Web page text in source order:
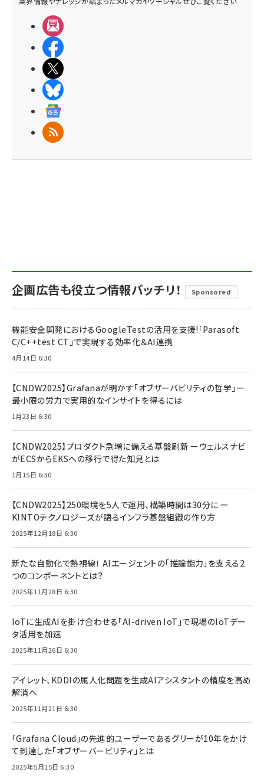
RSS
企画広告も役立つ情報バッチリ！ Sponsored
機能安全開発におけるGoogleTestの活用を支援!「Parasoft
C/C++test CT」で実現する効率化＆AI連携
4月14日 6:30
【CNDW2025】Grafanaが明かす「オブザーバビリティの哲学」ー
最小限の労力で実用的なインサイトを得るには
1月23日 6:30
【CNDW2025】プロダクト急増に備える基盤刷新 ーウェルスナビ
がECSからEKSへの移行で得た知見とは
1月15日 6:30
【CNDW2025】250環境を5人で運用、構築時間は30分に ー
KINTOテクノロジーズが語るインフラ基盤組織の作り方
2025年12月18日 6:30
新たな自動化で熱視線！ AIエージェントの「推論能力」を支える2
つのコンポーネントとは？
2025年11月28日 6:30
IoTに生成AIを掛け合わせる「AI-driven IoT」で現場のIoTデー
タ活用を加速
2025年11月26日 6:30
アイレット、KDDIの属人化問題を生成AIアシスタントの精度を高め
解消へ
2025年11月21日 6:30
「Grafana Cloud」の先進的ユーザーであるグリーが10年をかけ
て到達した「オブザーバービリティ」とは
2025年5月15日 6:30